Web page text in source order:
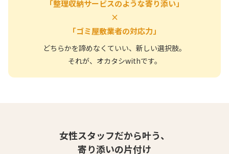
「整理収納サービスのような寄り添い」
×
「ゴミ屋敷業者の対応力」
どちらかを諦めなくていい、新しい選択肢。
それが、オカタシwithです。
女性スタッフだから叶う、
寄り添いの片付け